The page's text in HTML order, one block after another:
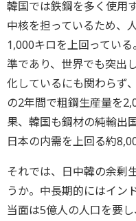
韓国では鉄鋼を多く使用
中核を担っているため、
1,000キロを上回ってい
準であり、世界でも突出
化しているにも関わらず
の2年間で粗鋼生産量を
果、韓国も鋼材の純輸出
日本の内需を上回る約
それでは、日中韓の余剰
うか。中長期的にはイン
当面は5億人の人口を要